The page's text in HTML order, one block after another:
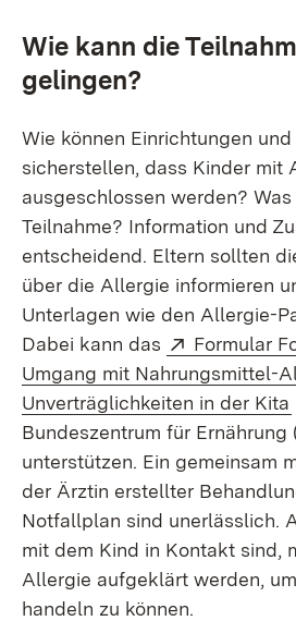
Wie kann die
gelingen?
Wie können Einrichtungen und
sicherstellen, dass Kinder mit
ausgeschlossen werden?
Teilnahme? Information und
entscheidend. Eltern sollten
über die Allergie informieren
Unterlagen wie den Allergie-
Dabei kann das
Extern:
Formular
Umgang mit Nahrungsmittel-
Unverträglichkeiten in der Kita
Bundeszentrum für Ernährung
unterstützen. Ein gemeinsam
der Ärztin erstellter
Notfallplan sind unerlässlich.
mit dem Kind in Kontakt sind,
Allergie aufgeklärt werden,
handeln zu können.